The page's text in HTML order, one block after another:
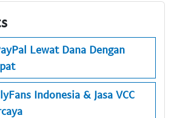
Lewat Dana Dengan
Indonesia & Jasa VCC